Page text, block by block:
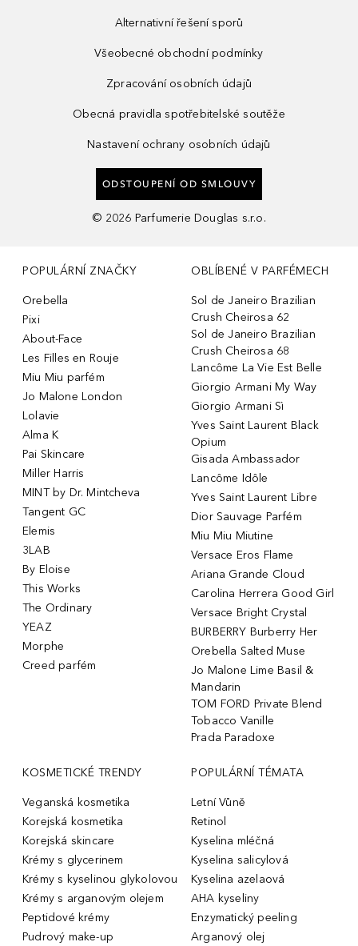
Alternativní řešení sporů
Všeobecné obchodní podmínky
Zpracování osobních údajů
Obecná pravidla spotřebitelské soutěže
Nastavení ochrany osobních údajů
ODSTOUPENÍ OD SMLOUVY
© 2026 Parfumerie Douglas s.r.o.
POPULÁRNÍ ZNAČKY
Orebella
Pixi
About-Face
Les Filles en Rouje
Miu Miu parfém
Jo Malone London
Lolavie
Alma K
Pai Skincare
Miller Harris
MINT by Dr. Mintcheva
Tangent GC
Elemis
3LAB
By Eloise
This Works
The Ordinary
YEAZ
Morphe
Creed parfém
OBLÍBENÉ V PARFÉMECH
Sol de Janeiro Brazilian
Crush Cheirosa 62
Sol de Janeiro Brazilian
Crush Cheirosa 68
Lancôme La Vie Est Belle
Giorgio Armani My Way
Giorgio Armani Sì
Yves Saint Laurent Black
Opium
Gisada Ambassador
Lancôme Idôle
Yves Saint Laurent Libre
Dior Sauvage Parfém
Miu Miu Miutine
Versace Eros Flame
Ariana Grande Cloud
Carolina Herrera Good Girl
Versace Bright Crystal
BURBERRY Burberry Her
Orebella Salted Muse
Jo Malone Lime Basil &
Mandarin
TOM FORD Private Blend
Tobacco Vanille
Prada Paradoxe
KOSMETICKÉ TRENDY
Veganská kosmetika
Korejská kosmetika
Korejská skincare
Krémy s glycerinem
Krémy s kyselinou glykolovou
Krémy s arganovým olejem
Peptidové krémy
Pudrový make-up
POPULÁRNÍ TÉMATA
Letní Vůně
Retinol
Kyselina mléčná
Kyselina salicylová
Kyselina azelaová
AHA kyseliny
Enzymatický peeling
Arganový olej